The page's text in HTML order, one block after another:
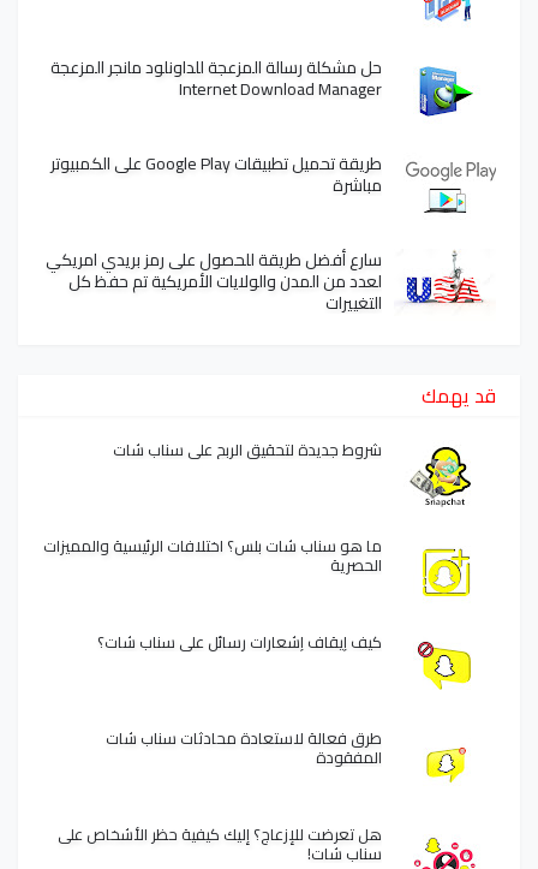
حل مشكلة رسالة المزعجة للداونلود مانجر المزعجة
Internet Download Manager
طريقة تحميل تطبيقات Google Play على الكمبيوتر
مباشرة
سارع أفضل طريقة للحصول على رمز بريدي امريكي
لعدد من المدن والولايات الأمريكية تم حفظ كل
التغييرات
قد يهمك
شروط جديدة لتحقيق الربح على سناب شات
ما هو سناب شات بلس؟ اختلافات الرئيسية والمميزات
الحصرية
كيف إيقاف إشعارات رسائل على سناب شات؟
طرق فعالة لاستعادة محادثات سناب شات
المفقودة
هل تعرضت للإزعاج؟ إليك كيفية حظر الأشخاص على
سناب شات!